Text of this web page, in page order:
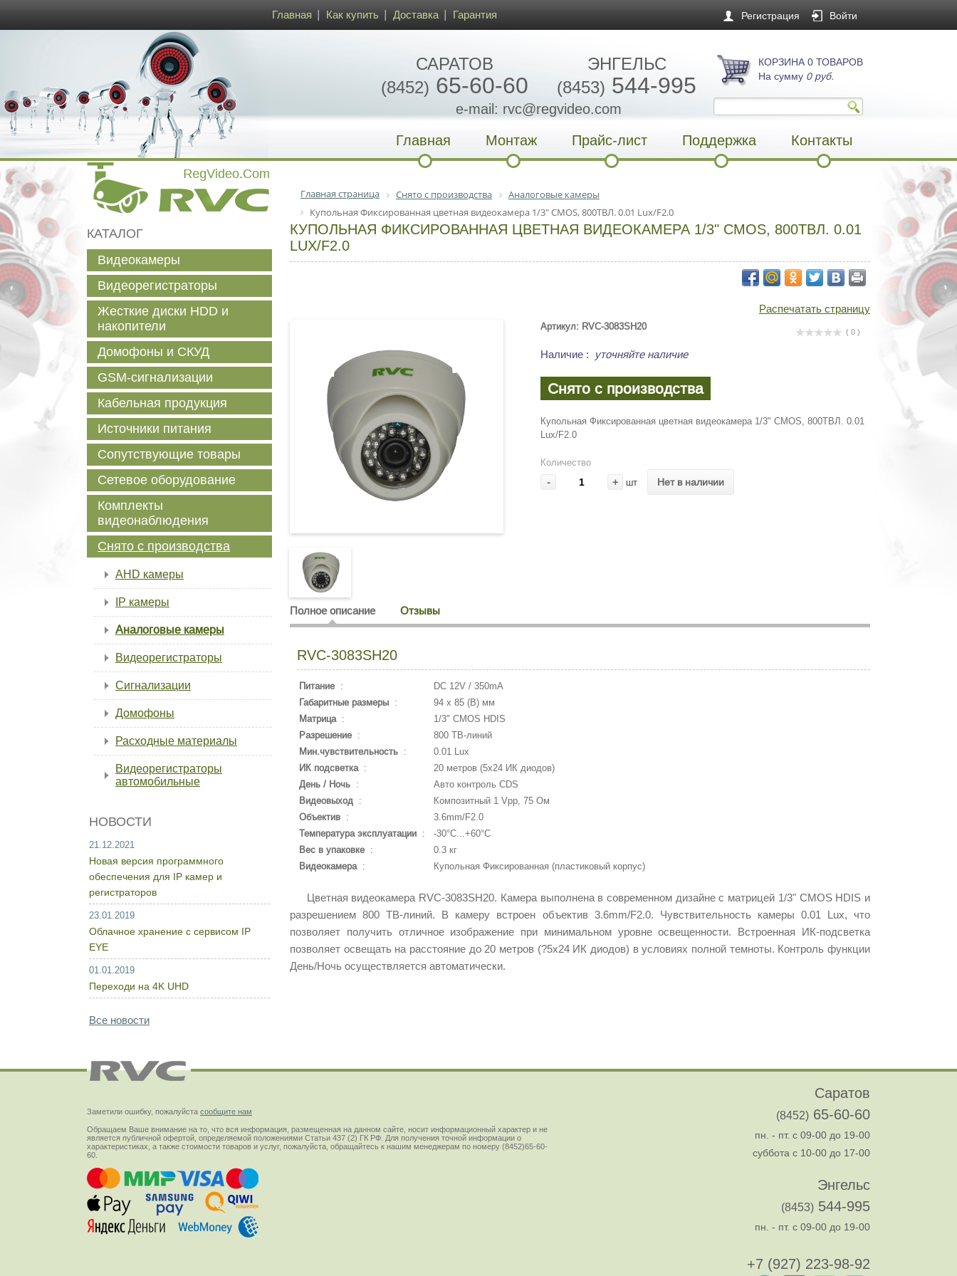
Главная Как купить Доставка Гарантия Регистрация Войти
САРАТОВ
(8452) 65-60-60
ЭНГЕЛЬС
(8453) 544-995
e-mail: rvc@regvideo.com
КОРЗИНА 0 ТОВАРОВ
На сумму 0 руб.
Главная Монтаж Прайс-лист Поддержка Контакты
Главная страница Снято с производства
Аналоговые камеры
Купольная Фиксированная цветная видеокамера 1/3" CMOS, 800ТВЛ. 0.01 Lux/F2.0
КУПОЛЬНАЯ ФИКСИРОВАННАЯ ЦВЕТНАЯ ВИДЕОКАМЕРА 1/3" CMOS, 800ТВЛ. 0.01
LUX/F2.0
Распечатать страницу
( 0 )
Артикул: RVC-3083SH20
Наличие : уточняйте наличие
Снято с производства
Купольная Фиксированная цветная видеокамера 1/3" CMOS, 800ТВЛ. 0.01
Lux/F2.0
Количество
- + шт Нет в наличии
Полное описание Отзывы
RVC-3083SH20
Питание :
DC 12V / 350mA
Габаритные размеры :
94 х 85 (В) мм
Матрица:
1/3" CMOS HDIS
Разрешение :
800 ТВ-линий
Мин.чувствительность :
0.01 Lux
ИК подсветка:
20 метров (5х24 ИК диодов)
День / Ночь :
Авто контроль CDS
Видеовыход :
Композитный 1 Vpp, 75 Ом
Объектив :
3.6mm/F2.0
Температура эксплуатации :
-30°С...+60°С
Вес в упаковке :
0.3 кг
Видеокамера: Купольная Фиксированная (пластиковый корпус)
Цветная видеокамера RVC-3083SH20. Камера выполнена в современном дизайне с матрицей 1/3" CMOS HDIS и
разрешением 800 ТВ-линий. В камеру встроен объектив 3.6mm/F2.0. Чувствительность камеры 0.01 Lux, что
позволяет получить отличное изображение при минимальном уровне освещенности. Встроенная ИК-подсветка
позволяет освещать на расстояние до 20 метров (?5х24 ИК диодов) в условиях полной темноты. Контроль функции
День/Ночь осуществляется автоматически.
КАТАЛОГ
Видеокамеры
Видеорегистраторы
Жесткие диски HDD и
накопители
Домофоны и СКУД
GSM-сигнализации
Кабельная продукция
Источники питания
Сопутствующие товары
Сетевое оборудование
Комплекты
видеонаблюдения
Снято с производства
AHD камеры
IP камеры
Аналоговые камеры
Видеорегистраторы
Сигнализации
Домофоны
Расходные материалы
Видеорегистраторы
автомобильные
НОВОСТИ
21.12.2021
Новая версия программного
обеспечения для IP камер и
регистраторов
23.01.2019
Облачное хранение с сервисом IP
EYE
01.01.2019
Переходи на 4K UHD
Все новости
Заметили ошибку, пожалуйста сообщите нам
Обращаем Ваше внимание на то, что вся информация, размещенная на данном сайте, носит информационный характер и не
является публичной офертой, определяемой положениями Статьи 437 (2) ГК РФ. Для получения точной информации о
характеристиках, а также стоимости товаров и услуг, пожалуйста, обращайтесь к нашим менеджерам по номеру (8452)65-60-
60.
Саратов
(8452) 65-60-60
пн. - пт. с 09-00 до 19-00
суббота с 10-00 до 17-00
Энгельс
(8453) 544-995
пн. - пт. с 09-00 до 19-00
+7 (927) 223-98-92